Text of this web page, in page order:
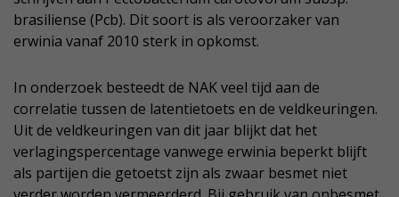
brasiliense (Pcb). Dit soort is als veroorzaker van
erwinia vanaf 2010 sterk in opkomst.
In onderzoek besteedt de NAK veel tijd aan de
correlatie tussen de latentietoets en de veldkeuringen.
Uit de veldkeuringen van dit jaar blijkt dat het
verlagingspercentage vanwege erwinia beperkt blijft
als partijen die getoetst zijn als zwaar besmet niet